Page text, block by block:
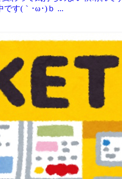
です(｀･ω･)ｂ ...